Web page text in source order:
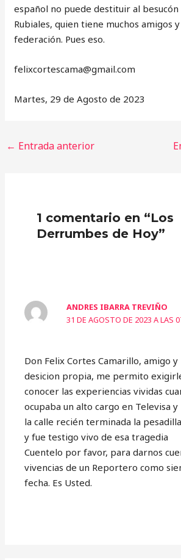
español no puede destituir al
Rubiales, quien tiene muchos amigos
federación. Pues eso.
‎felixcortescama@gmail.com
Martes, 29 de Agosto de 2023
← Entrada anterior
1 comentario en “Los
Derrumbes de Hoy”
ANDRES IBARRA TREVIÑO
31 DE AGOSTO DE 2023 A LAS
Don Felix Cortes Camarillo, amigo
desicion propia, me permito
conocer las experiencias vividas
ocupaba un alto cargo en Televisa
la calle recién terminada la
y fue testigo vivo de esa tragedia
Cuentelo por favor, para darnos
vivencias de un Reportero como
fecha. Es Usted.